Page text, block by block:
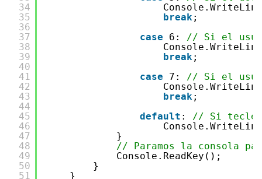
34
35
36
37
38
39
40
41
42
43
44
45
46
47
48
49
50
51
break ;
case
6:
// Si el
break ;
case
7:
// Si el
break ;
default :
// Si
}
// Paramos la consola
Console.ReadKey();
}
}